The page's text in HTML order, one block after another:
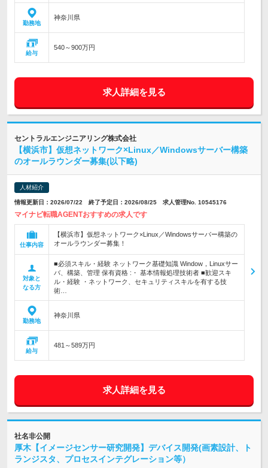
勤務地
神奈川県
給与
540～900万円
求人詳細を見る
セントラルエンジニアリング株式会社
【横浜市】仮想ネットワーク×Linux／Windowsサーバー構築
のオールラウンダー募集(以下略)
人材紹介
情報更新日：2026/07/22 終了予定日：2026/08/25 求人管理No. 10545176
マイナビ転職AGENTおすすめの求人です
仕事内容
【横浜市】仮想ネットワーク×Linux／Windowsサーバー構築の
オールラウンダー募集！
対象と
なる方
■必須スキル・経験 ネットワーク基礎知識 Window，Linuxサー
バ、構築、管理 保有資格 :・ 基本情報処理技術者 ■歓迎スキ
ル・経験 ・ネットワーク、セキュリティスキルを有する技
術…
勤務地
神奈川県
給与
481～589万円
求人詳細を見る
社名非公開
厚木【イメージセンサー研究開発】デバイス開発(画素設計、ト
ランジスタ、プロセスインテグレーション等）